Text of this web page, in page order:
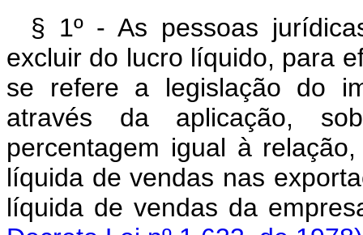
§ 1º - As pessoas
excluir do lucro líquido, para
se refere a legislação do
através da aplicação,
percentagem igual à
líquida de vendas nas
líquida de vendas